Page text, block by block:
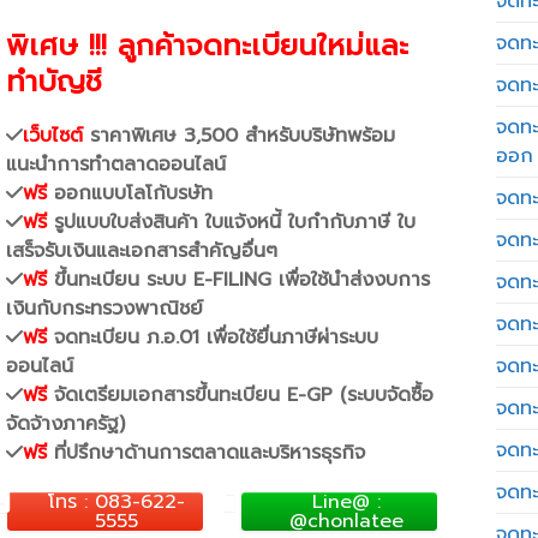
พิเศษ !!! ลูกค้าจดทะเบียนใหม่และ
ทำบัญชี
เว็บไซต์ราคาพิเศษ 3,500 สำหรับบริษัทพร้อม
แนะนำการทำตลาดออนไลน์
ฟรีออกแบบโลโก้บรษัท
ฟรีรูปแบบใบส่งสินค้า ใบแจ้งหนี้ ใบกำกับภาษี ใบ
เสร็จรับเงินและเอกสารสำคัญอื่นๆ
ฟรีขึ้นทะเบียน ระบบ E-FILING เพื่อใช้นำส่งงบการ
เงินกับกระทรวงพาณิชย์
ฟรีจดทะเบียน ภ.อ.01 เพื่อใช้ยื่นภาษีผ่าระบบ
ออนไลน์
ฟรีจัดเตรียมเอกสารขึ้นทะเบียน E-GP (ระบบจัดซื้อ
จัดจ้างภาครัฐ)
ฟรีที่ปรึกษาด้านการตลาดและบริหารธุรกิจ
โทร : 083-622-
5555
Line@ :
@chonlatee
จดท
จดท
จดท
ออก
จดท
จดท
จดท
จดท
จดท
จดท
จดท
จดท